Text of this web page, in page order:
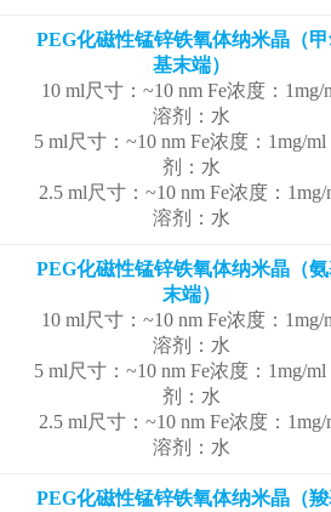
PEG化磁性锰锌铁氧体纳米晶（
基末端）
10 ml尺寸：~10 nm Fe浓度：1mg/
溶剂：水
5 ml尺寸：~10 nm Fe浓度：1mg/ml
剂：水
2.5 ml尺寸：~10 nm Fe浓度：1mg/
溶剂：水
PEG化磁性锰锌铁氧体纳米晶（
末端）
10 ml尺寸：~10 nm Fe浓度：1mg/
溶剂：水
5 ml尺寸：~10 nm Fe浓度：1mg/ml
剂：水
2.5 ml尺寸：~10 nm Fe浓度：1mg/
溶剂：水
PEG化磁性锰锌铁氧体纳米晶（